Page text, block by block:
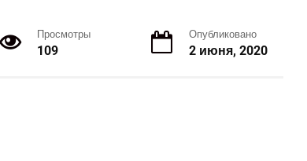
Просмотры
109
Опубликовано
2 июня, 2020